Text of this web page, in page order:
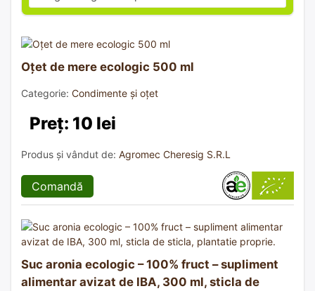
Oțet de mere ecologic 500 ml
Categorie: Condimente și oțet
Preț: 10 lei
Produs și vândut de: Agromec Cheresig S.R.L
Comandă
Suc aronia ecologic – 100% fruct – supliment
alimentar avizat de IBA, 300 ml, sticla de